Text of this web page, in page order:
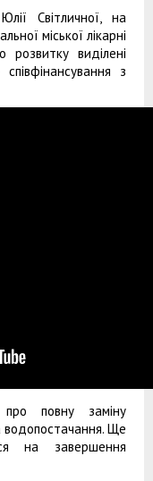
Світличної, на
міської лікарні
виділені
з
повну заміну
водопостачання. Ще
на завершення